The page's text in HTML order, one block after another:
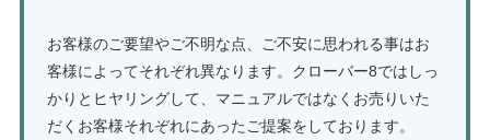
お客様のご要望やご不明な点、ご不安に思われる事はお
客様によってそれぞれ異なります。クローバー8ではしっ
かりとヒヤリングして、マニュアルではなくお売りいた
だくお客様それぞれにあったご提案をしております。